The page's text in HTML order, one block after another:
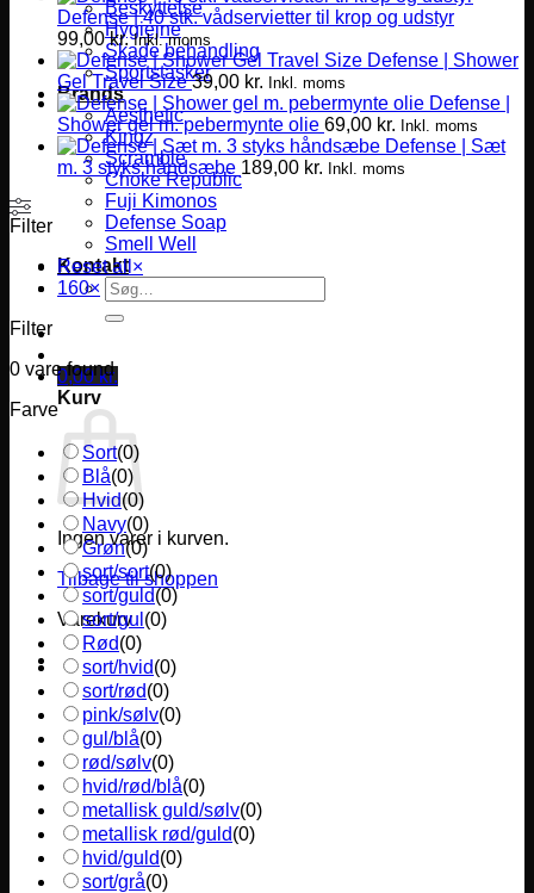
Beskyttelse
Hygiejne
Skade behandling
Sportstasker
Brands
Aesthetic
Kingz
Scramble
Choke Republic
Fuji Kimonos
Defense Soap
Smell Well
Kontakt
Søg
efter:
0,00 kr.
Kurv
Ingen varer i kurven.
Tilbage til shoppen
Varekurv
Defense | 40 stk. vådservietter til krop og udstyr
99,00kr. Inkl. moms
Defense | Shower
Gel Travel Size 39,00 kr. Inkl. moms
Defense |
Shower gel m. pebermynte olie 69,00 kr. Inkl. moms
Defense | Sæt
m. 3 styks håndsæbe 189,00 kr. Inkl. moms
Filter
Reset all ×
160×
Filter
0 vare found
Farve
Sort(0)
Blå(0)
Hvid(0)
Navy(0)
Grøn(0)
sort/sort(0)
sort/guld(0)
sort/gul (0)
Rød(0)
sort/hvid(0)
sort/rød(0)
pink/sølv(0)
gul/blå(0)
rød/sølv(0)
hvid/rød/blå(0)
metallisk guld/sølv(0)
metallisk rød/guld(0)
hvid/guld(0)
sort/grå(0)